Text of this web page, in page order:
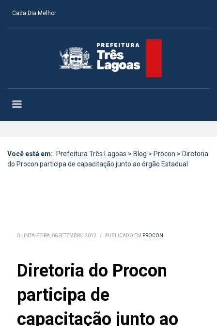
Cada Dia Melhor
Você está em: Prefeitura Três Lagoas > Blog > Procon > Diretoria
do Procon participa de capacitação junto ao órgão Estadual
QUINTA-FEIRA, 06 SETEMBRO 2012 / PUBLICADO EM PROCON
Diretoria do Procon
participa de
capacitação junto ao